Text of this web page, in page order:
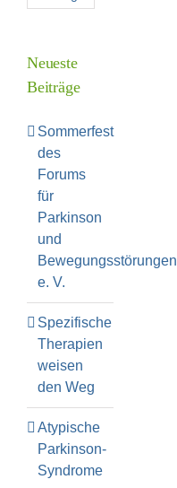
Neueste
Beiträge
Sommerfest
des
Forums
für
Parkinson
und
Bewegungsstörungen
e. V.
Spezifische
Therapien
weisen
den Weg
Atypische
Parkinson-
Syndrome